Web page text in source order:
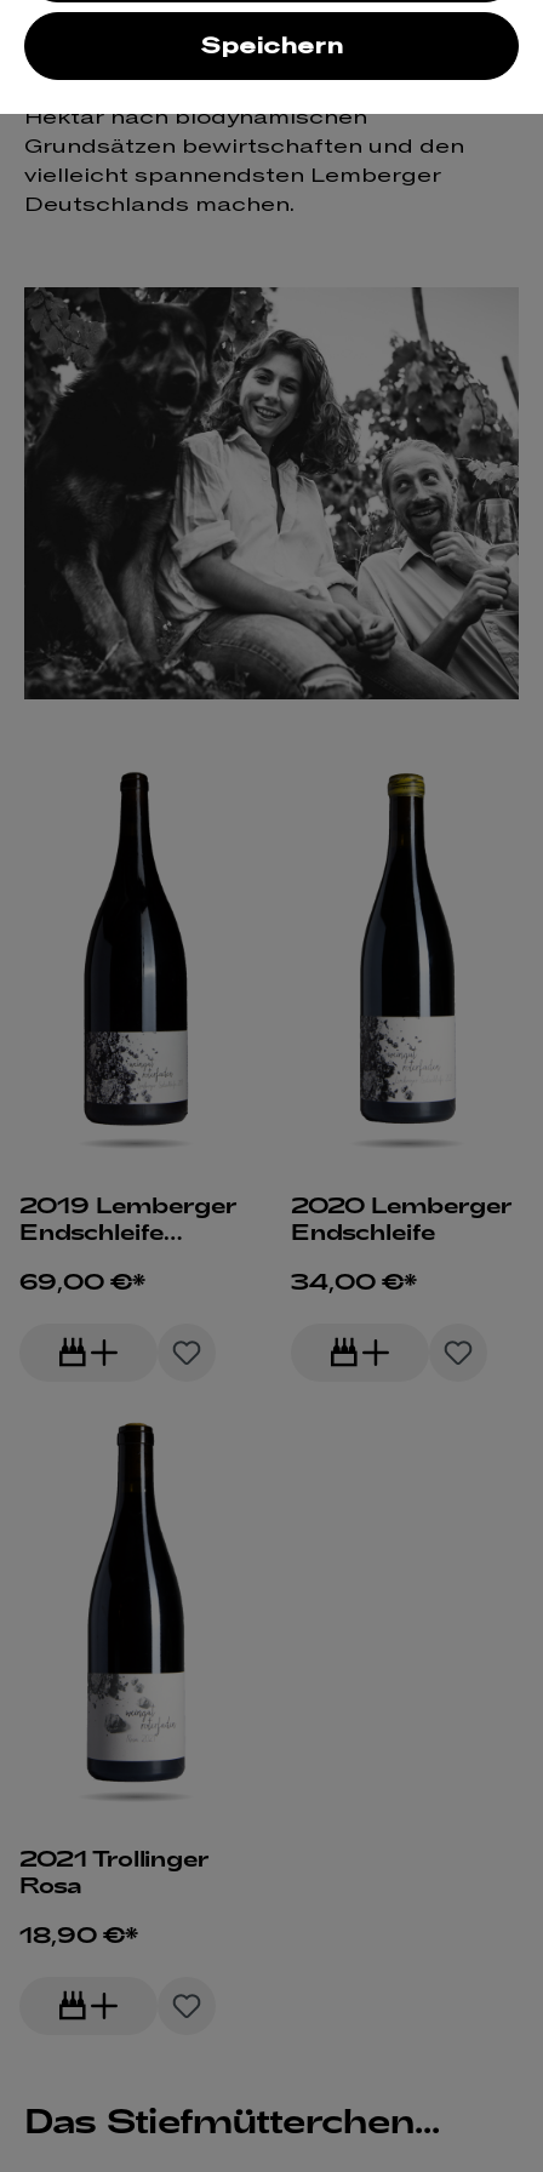
schade. Denn einstweilen hat es sie nach
Vaihingen an der Enz verschlagen, wo sie
als Weingut roterfaden knapp zwei
Hektar nach biodynamischen
Grundsätzen bewirtschaften und den
vielleicht spannendsten Lemberger
Deutschlands machen.
2019 Lemberger
Endschleife
69,00 €*
2020 Lemberger
Endschleife
34,00 €*
2021 Trollinger
Rosa
18,90 €*
Das Stiefmütterchen...
Speichern